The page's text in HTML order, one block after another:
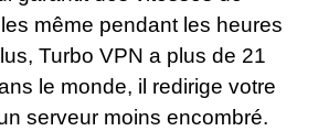
même pendant les heures
Turbo VPN a plus de 21
le monde, il redirige votre
serveur moins encombré.